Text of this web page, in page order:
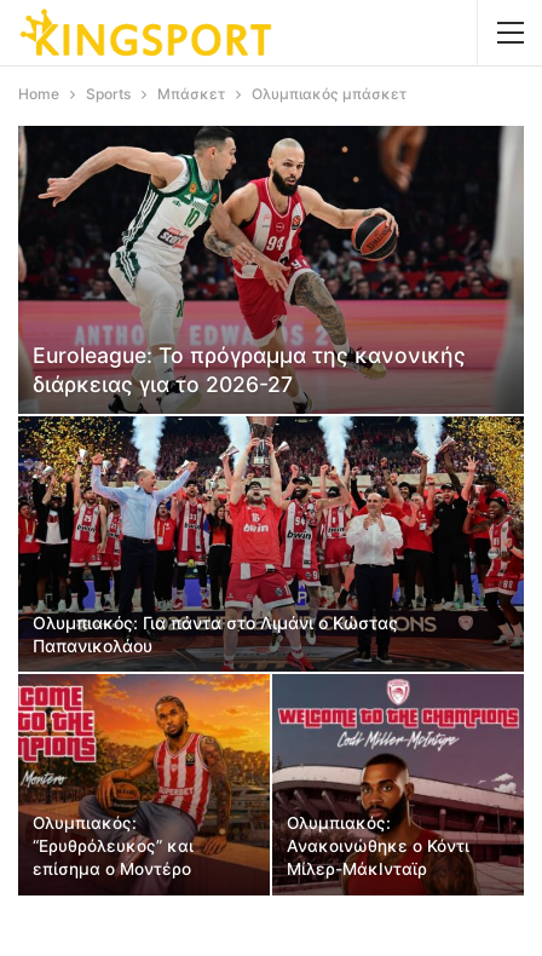
Home Sports Μπάσκετ Ολυμπιακός μπάσκετ
Euroleague: Το πρόγραμμα της κανονικής
διάρκειας για το 2026-27
Ολυμπιακός: Για πάντα στο Λιμάνι ο Κώστας
Παπανικολάου
Ολυμπιακός:
“Ερυθρόλευκος” και
επίσημα ο Μοντέρο
Ολυμπιακός:
Ανακοινώθηκε ο Κόντι
Μίλερ-ΜάκΙνταϊρ